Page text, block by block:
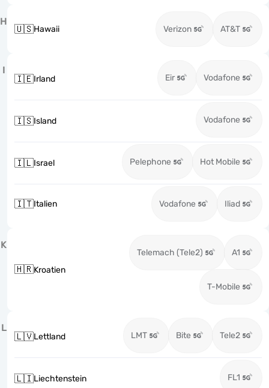
H
🇺🇸Hawaii Verizon AT&T
I
🇮🇪Irland Eir Vodafone
🇮🇸Island Vodafone
🇮🇱Israel Pelephone Hot Mobile
🇮🇹Italien Vodafone Iliad
K
🇭🇷Kroatien
Telemach (Tele2) A1
T-Mobile
L
🇱🇻Lettland LMT Bite Tele2
🇱🇮Liechtenstein FL1